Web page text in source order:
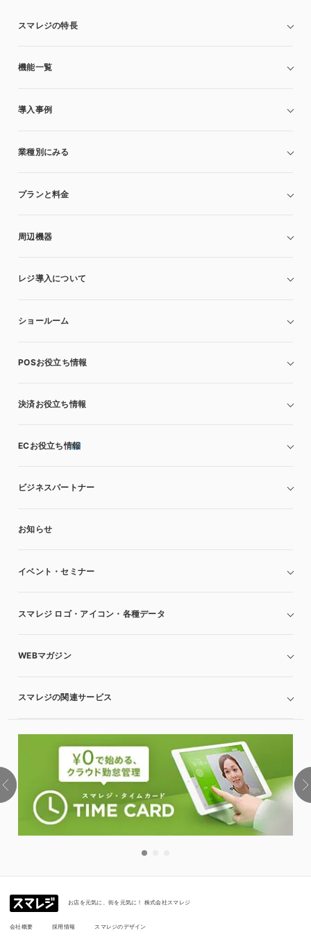
スマレジの特長
機能一覧
導入事例
業種別にみる
プランと料金
周辺機器
レジ導入について
ショールーム
POSお役立ち情報
決済お役立ち情報
ECお役立ち情報
ビジネスパートナー
お知らせ
イベント・セミナー
スマレジ ロゴ・アイコン・各種データ
WEBマガジン
スマレジの関連サービス
お店を元気に、街を元気に！ 株式会社スマレジ
会社概要 採用情報 スマレジのデザイン